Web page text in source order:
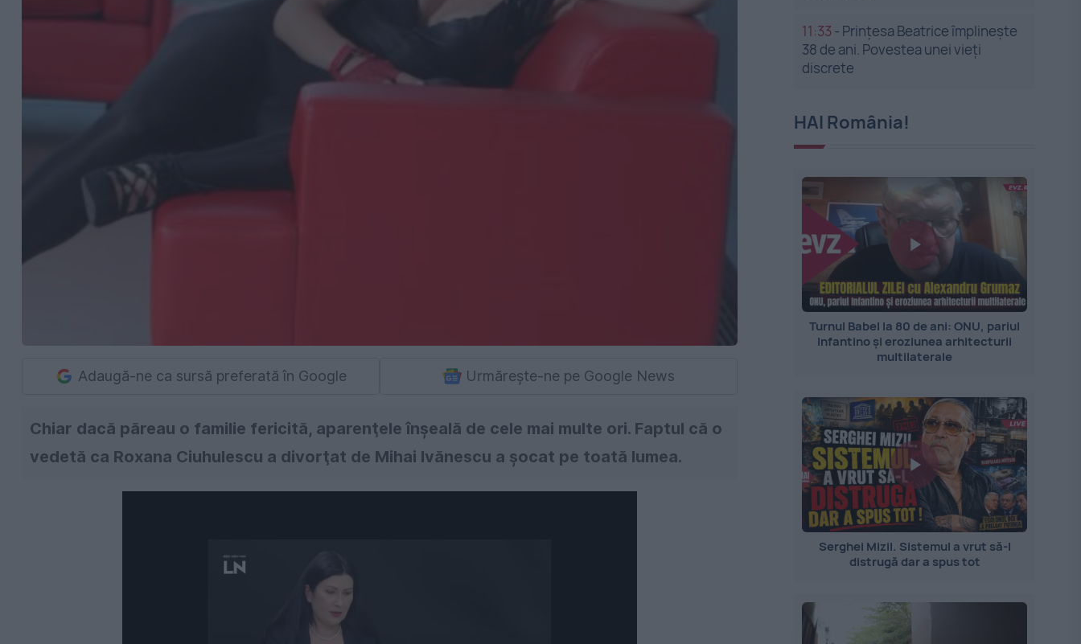
Adaugă-ne ca sursă preferată în Google Urmărește-ne pe Google News
Chiar dacă păreau o familie fericită, aparenţele înşeală de cele mai multe ori. Faptul că o
vedetă ca Roxana Ciuhulescu a divorţat de Mihai Ivănescu a şocat pe toată lumea.
11:33 - Prințesa Beatrice împlinește
38 de ani. Povestea unei vieți
discrete
HAI România!
Turnul Babel la 80 de ani: ONU, pariul
Infantino și eroziunea arhitecturii
multilaterale
Serghei Mizil. Sistemul a vrut să-l
distrugă dar a spus tot